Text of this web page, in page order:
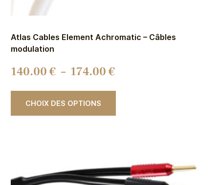
Atlas Cables Element Achromatic – Câbles
modulation
140.00€ – 174.00€
CHOIX DES OPTIONS